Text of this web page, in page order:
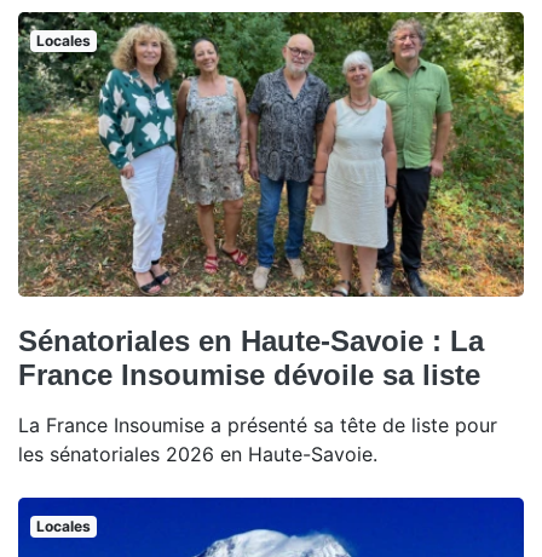
Locales
Sénatoriales en Haute-Savoie : La
France Insoumise dévoile sa liste
La France Insoumise a présenté sa tête de liste pour
les sénatoriales 2026 en Haute-Savoie.
Locales